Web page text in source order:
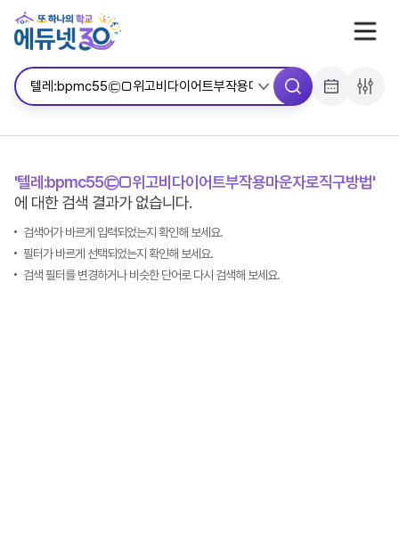
'텔레:bpmc55㉢□위고비다이어트부작용마운자로직구방법'
에 대한 검색 결과가 없습니다.
검색어가 바르게 입력되었는지 확인해 보세요.
필터가 바르게 선택되었는지 확인해 보세요.
검색 필터를 변경하거나 비슷한 단어로 다시 검색해 보세요.